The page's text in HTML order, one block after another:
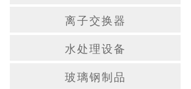
离子交换器
水处理设备
玻璃钢制品